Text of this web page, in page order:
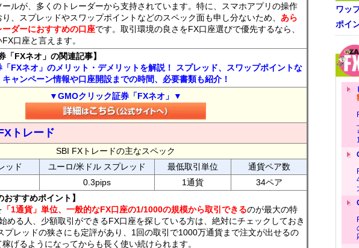
ルが、多くのトレーダーから支持されています。特に、スマホアプリの操作
、スプレッドやスワップポイントなどのスペック面も申し分ないため、 あら
ダーにおすすめの口座です。取引環境の良さをFX口座選びで優先するなら、
口座と言えます。
「FXネオ」の関連記事】
FXネオ」のメリット・デメリットを解説！ スプレッド、スワップポイントな
ャンペーン情報や口座開設までの時間、必要書類も紹介！
▼GMOクリック証券「FXネオ」▼
トレード
SBI FXトレードの主なスペック
ッド
ユーロ/米ドル スプレッド 最低取引単位
通貨ペア数
0.3pips 1通貨
34ペア
おすすめポイント】
「1通貨」単位、一般的なFX口座の1/1000の規模から取引できるのが最大の特
める人、少額取引ができるFX口座を探している方は、絶対にチェックしておき
プレッドの狭さにも定評があり、1回の取引で1000万通貨まで注文が出せるの
げるようになってからも長く使い続けられます。
ワッ
ポイ